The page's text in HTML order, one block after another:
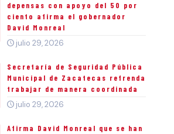
depensas con apoyo del 50 por
ciento afirma el gobernador
David Monreal
julio 29, 2026
Secretaría de Seguridad Pública
Municipal de Zacatecas refrenda
trabajar de manera coordinada
julio 29, 2026
Afirma David Monreal que se han